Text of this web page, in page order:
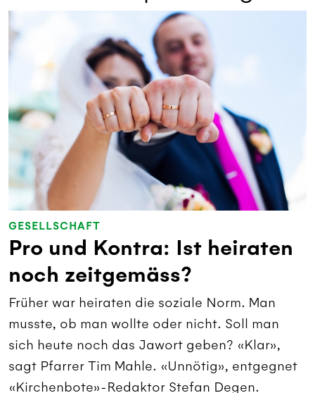
GESELLSCHAFT
Pro und Kontra: Ist heiraten
noch zeitgemäss?
Früher war heiraten die soziale Norm. Man
musste, ob man wollte oder nicht. Soll man
sich heute noch das Jawort geben? «Klar»,
sagt Pfarrer Tim Mahle. «Unnötig», entgegnet
«Kirchenbote»-Redaktor Stefan Degen.